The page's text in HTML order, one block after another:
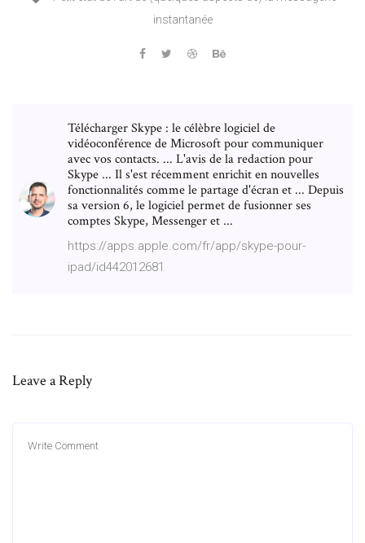
instantanée
Télécharger Skype : le célèbre logiciel de
vidéoconférence de Microsoft pour communiquer
avec vos contacts. ... L'avis de la redaction pour
Skype ... Il s'est récemment enrichit en nouvelles
fonctionnalités comme le partage d'écran et ... Depuis
sa version 6, le logiciel permet de fusionner ses
comptes Skype, Messenger et ...
https://apps.apple.com/fr/app/skype-pour-
ipad/id442012681
Leave a Reply